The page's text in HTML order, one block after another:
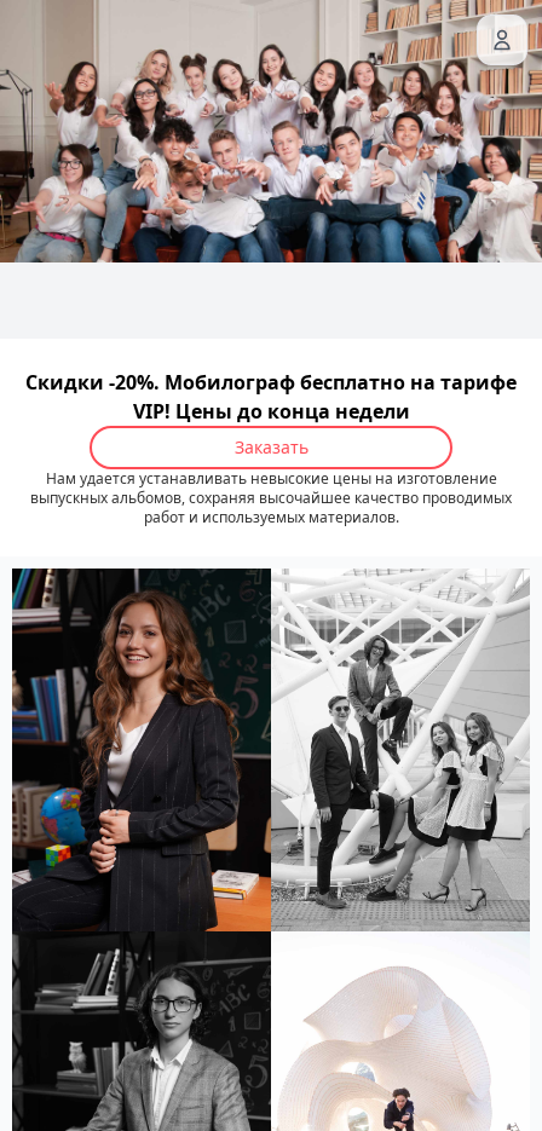
Скидки -20%. Мобилограф бесплатно на тарифе
VIP! Цены до конца недели
Заказать
Нам удается устанавливать невысокие цены на изготовление
выпускных альбомов, сохраняя высочайшее качество проводимых
работ и используемых материалов.